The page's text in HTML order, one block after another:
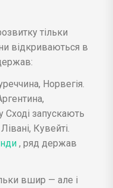
тільки
відкриваються в
Норвегія.
запускають
Кувейті.
, ряд держав
вшир — але і